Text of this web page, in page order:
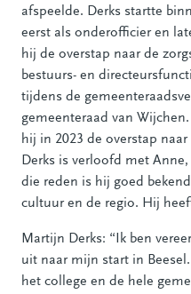
afspeelde. Derks startte
eerst als onderofficier en
hij de overstap naar de
bestuurs- en
tijdens de
gemeenteraad van
hij in 2023 de overstap
Derks is verloofd met
die reden is hij goed
cultuur en de regio. Hij
Martijn Derks: “Ik ben
uit naar mijn start in
het college en de hele